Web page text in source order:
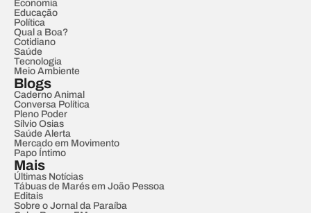
Economia
Educação
Política
Qual a Boa?
Cotidiano
Saúde
Tecnologia
Meio Ambiente
Blogs
Caderno Animal
Conversa Política
Pleno Poder
Sílvio Osias
Saúde Alerta
Mercado em Movimento
Papo Íntimo
Mais
Últimas Notícias
Tábuas de Marés em João Pessoa
Editais
Sobre o Jornal da Paraíba